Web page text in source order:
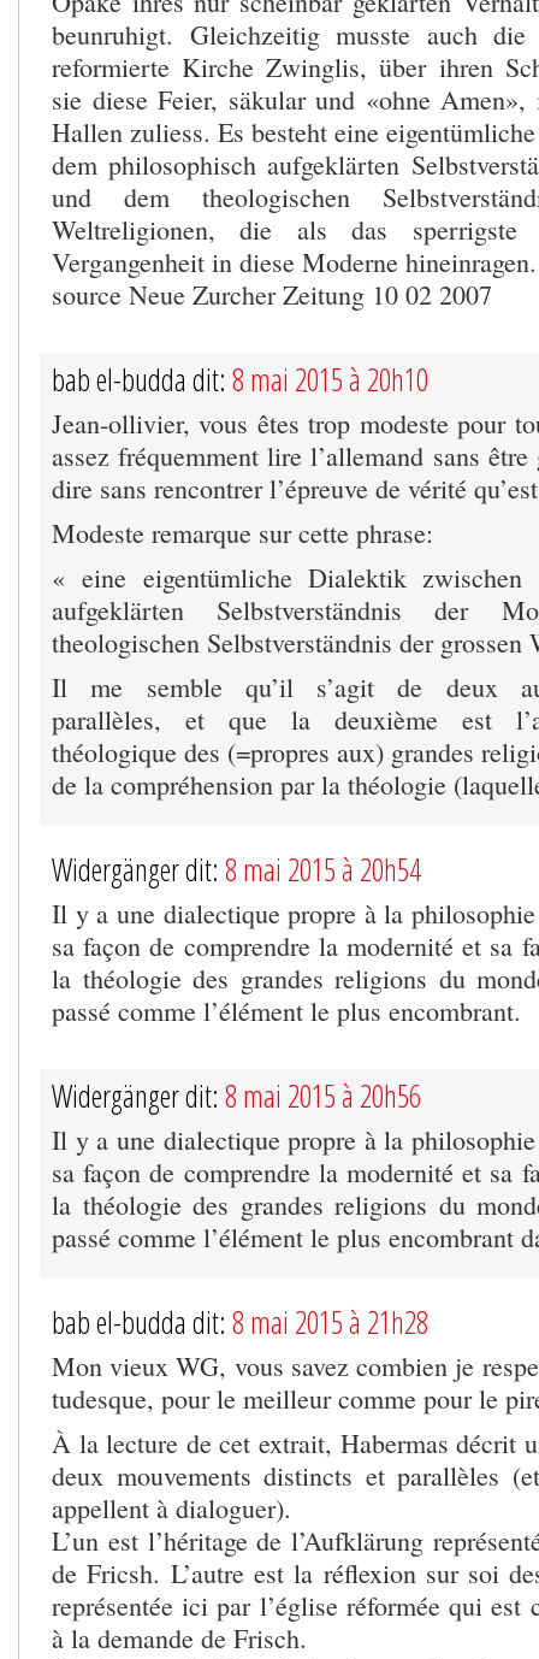
beunruhigt. Gleichzeitig musste auch
reformierte Kirche Zwinglis, über ihren
sie diese Feier, säkular und «ohne
Hallen zuliess. Es besteht eine
dem philosophisch aufgeklärten
und dem theologischen
Weltreligionen, die als das
Vergangenheit in diese Moderne hineinragen.
source Neue Zurcher Zeitung 10 02 2007
bab el-budda dit: 8 mai 2015 à 20h10
Jean-ollivier, vous êtes trop modeste pour
assez fréquemment lire l’allemand sans être
dire sans rencontrer l’épreuve de vérité
Modeste remarque sur cette phrase:
« eine eigentümliche Dialektik zwischen
aufgeklärten Selbstverständnis der
theologischen Selbstverständnis der
Il me semble qu’il s’agit de deux
parallèles, et que la deuxième est
théologique des (=propres aux) grandes
de la compréhension par la théologie
Widergänger dit: 8 mai 2015 à 20h54
Il y a une dialectique propre à la
sa façon de comprendre la modernité et sa
la théologie des grandes religions du
passé comme l’élément le plus encombrant.
Widergänger dit: 8 mai 2015 à 20h56
Il y a une dialectique propre à la
sa façon de comprendre la modernité et sa
la théologie des grandes religions du
passé comme l’élément le plus encombrant
bab el-budda dit: 8 mai 2015 à 21h28
Mon vieux WG, vous savez combien je
tudesque, pour le meilleur comme pour le
À la lecture de cet extrait, Habermas décrit
deux mouvements distincts et parallèles
appellent à dialoguer).
L’un est l’héritage de l’Aufklärung
de Fricsh. L’autre est la réflexion sur soi
représentée ici par l’église réformée qui est
à la demande de Frisch.